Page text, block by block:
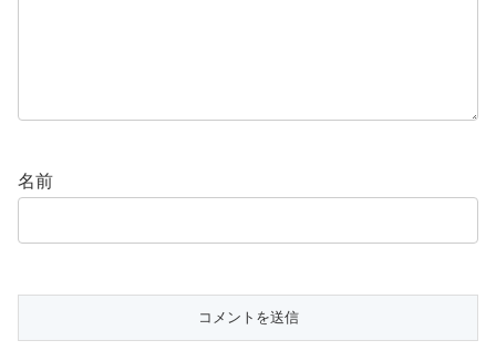
名前